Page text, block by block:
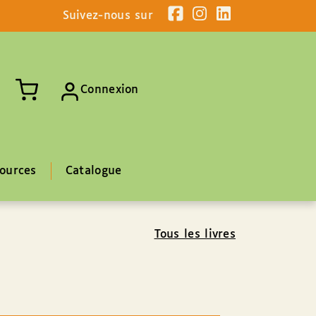
Suivez-nous sur
Connexion
Catalogue
Tous les livres